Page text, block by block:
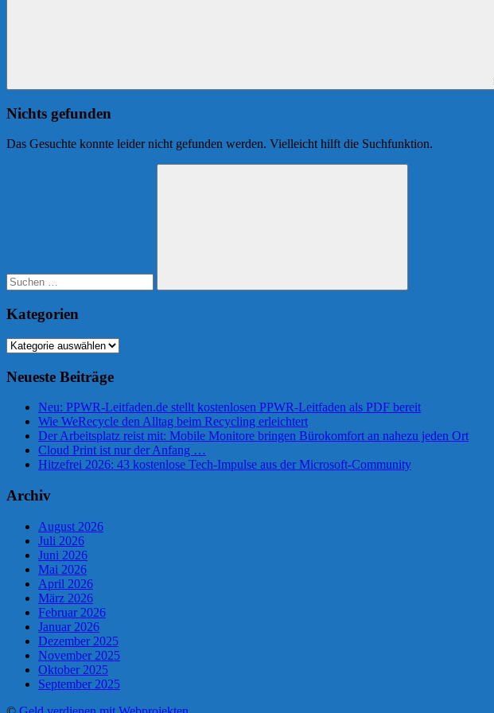
Nichts gefunden
Das Gesuchte konnte leider nicht gefunden werden. Vielleicht hilft die Suchfunktion.
Suchen
Kategorien
Kategorien
Neueste Beiträge
Neu: PPWR-Leitfaden.de stellt kostenlosen PPWR-Leitfaden als PDF bereit
Wie WeRecycle den Alltag beim Recycling erleichtert
Der Arbeitsplatz reist mit: Mobile Monitore bringen Bürokomfort an nahezu jeden Ort
Cloud Print ist nur der Anfang …
Hitzefrei 2026: 43 kostenlose Tech-Impulse aus der Microsoft-Community
Archiv
August 2026
Juli 2026
Juni 2026
Mai 2026
April 2026
März 2026
Februar 2026
Januar 2026
Dezember 2025
November 2025
Oktober 2025
September 2025